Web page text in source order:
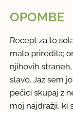
OPOMBE
Recept za to
malo priredila;
njihovih
slavo. Jaz sem
pečici skupaj z
moj najdražji, ki